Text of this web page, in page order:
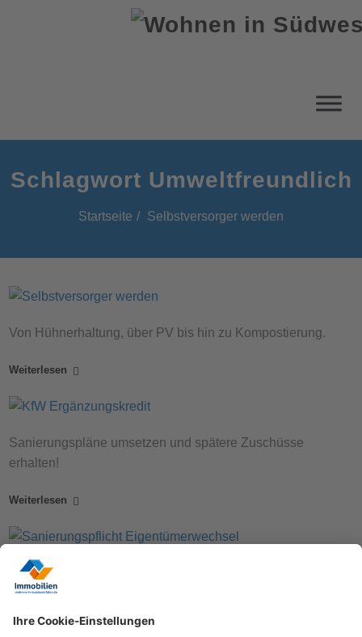
Schlagwort Umweltfreundlich
Startseite Selbstversorger werden
Von Hühnerhaltung, über PV bis hin zu Kompostierung.
Weiterlesen
Sanierungspläne umsetzen und spätere Zuschüsse
erhalten!
Weiterlesen
Mit allen Tipps zu Förderprogrammen und Co.